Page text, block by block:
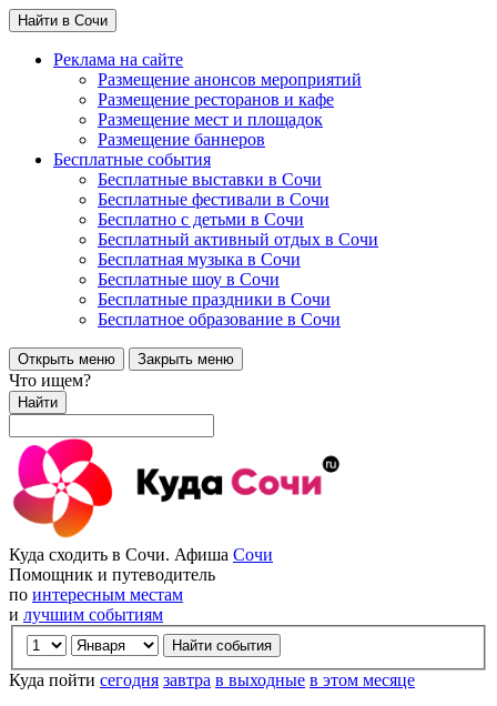
Найти в Сочи
Реклама на сайте
Размещение анонсов мероприятий
Размещение ресторанов и кафе
Размещение мест и площадок
Размещение баннеров
Бесплатные события
Бесплатные выставки в Сочи
Бесплатные фестивали в Сочи
Бесплатно с детьми в Сочи
Бесплатный активный отдых в Сочи
Бесплатная музыка в Сочи
Бесплатные шоу в Сочи
Бесплатные праздники в Сочи
Бесплатное образование в Сочи
Открыть меню Закрыть меню
Что ищем?
Найти
Куда сходить в Сочи. Афиша Сочи
Помощник и путеводитель
по интересным местам
и лучшим событиям
Куда пойти сегодня завтра в выходные в этом месяце